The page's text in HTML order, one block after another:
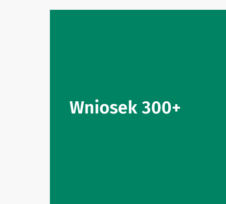
Wniosek 300+